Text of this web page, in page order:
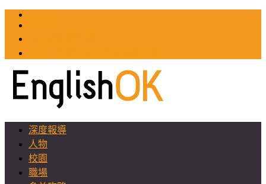
深度報導
人物
校園
職場